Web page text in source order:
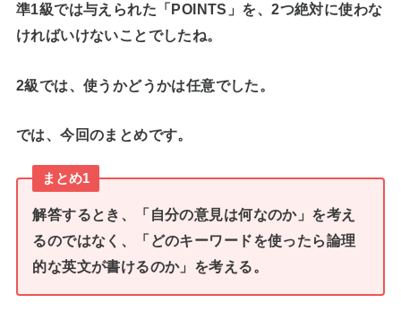
準1級では与えられた「POINTS」を、2つ絶対に使わな
ければいけないことでしたね。
2級では、使うかどうかは任意でした。
では、今回のまとめです。
まとめ1
解答するとき、「自分の意見は何なのか」を考え
るのではなく、「どのキーワードを使ったら論理
的な英文が書けるのか」を考える。